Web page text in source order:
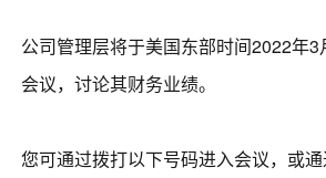
公司管理层将于美国东部时间2022年
会议，讨论其财务业绩。
您可通过拨打以下号码进入会议，或